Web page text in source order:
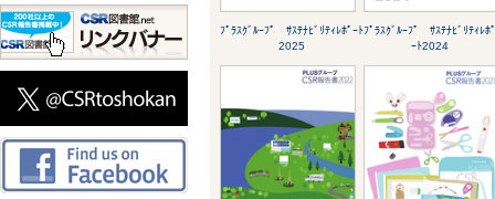
ﾌﾟﾗｽｸﾞﾙｰﾌﾟ ｻｽﾃﾅﾋﾞﾘﾃｨﾚﾎﾟｰﾄ
2025
ﾌﾟﾗｽｸﾞﾙｰﾌﾟ ｻｽﾃﾅﾋﾞﾘﾃｨﾚﾎ
ｰﾄ2024